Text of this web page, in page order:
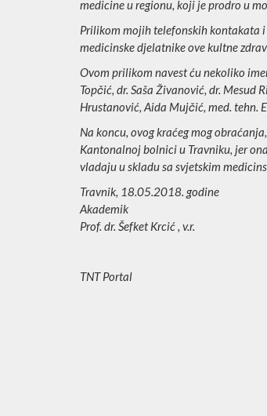
medicine u regionu, koji je prodro u
Prilikom mojih telefonskih kontakata
medicinske djelatnike ove kultne
Ovom prilikom navest ću nekoliko
Topčić, dr. Saša Živanović, dr. Mesud
Hrustanović, Aida Mujčić, med. tehn.
Na koncu, ovog kraćeg mog
Kantonalnoj bolnici u Travniku, jer
vladaju u skladu sa svjetskim
Travnik, 18.05.2018. godine
Akademik
Prof. dr. Šefket Krcić , v.r.
TNT Portal